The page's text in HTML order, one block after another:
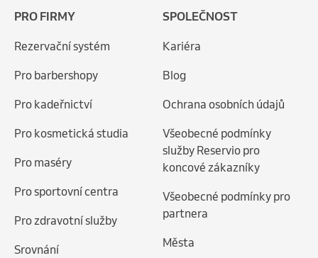
PRO FIRMY
Rezervační systém
Pro barbershopy
Pro kadeřnictví
Pro kosmetická studia
Pro maséry
Pro sportovní centra
Pro zdravotní služby
Srovnání
SPOLEČNOST
Kariéra
Blog
Ochrana osobních údajů
Všeobecné podmínky
služby Reservio pro
koncové zákazníky
Všeobecné podmínky pro
partnera
Města